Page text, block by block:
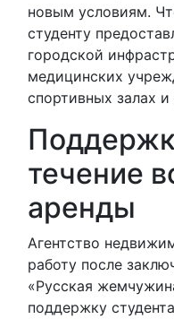
новым условиям.
студенту
городской
медицинских
спортивных залах и
течение
аренды
Агентство
работу после
«Русская
поддержку